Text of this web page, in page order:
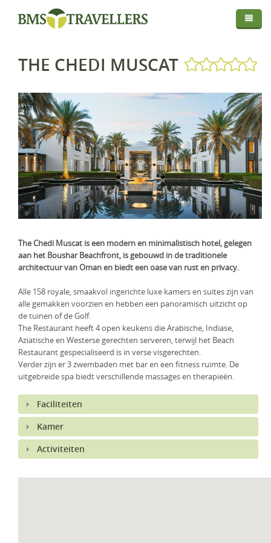
Thema
Fly In Safari
Self-Drive
Strandvakantie
Huwelijksreis
Foto Safari
Golfreis
Familiereis
Afrika
Kenia
Madagaskar
Malawi
Mozambique
Namibië
Tanzania
Zambia
Zuid-Afrika
Kirgistan
Europa
IJsland
Italië
Indische Oceaan
Malediven
Mauritius
Réunion
Midden Oosten
Oman
Saudi-Arabië
Routes
Info
Over BMS-Travellers
Reizen Met De Experts
Reisvoorwaarden En Privacyverklaring
Vaccinaties
Visa & Travel Authorisation
Map
Login
THE CHEDI MUSCAT
The Chedi Muscat is een modern en minimalistisch hotel, gelegen
aan het Boushar Beachfront, is gebouwd in de traditionele
architectuur van Oman en biedt een oase van rust en privacy.
Alle 158 royale, smaakvol ingerichte luxe kamers en suites zijn van
alle gemakken voorzien en hebben een panoramisch uitzicht op
de tuinen of de Golf.
The Restaurant heeft 4 open keukens die Arabische, Indiase,
Aziatische en Westerse gerechten serveren, terwijl het Beach
Restaurant gespecialiseerd is in verse visgerechten.
Verder zijn er 3 zwembaden met bar en een fitness ruimte. De
uitgebreide spa biedt verschillende massages en therapieën.
Faciliteiten
Kamer
Activiteiten